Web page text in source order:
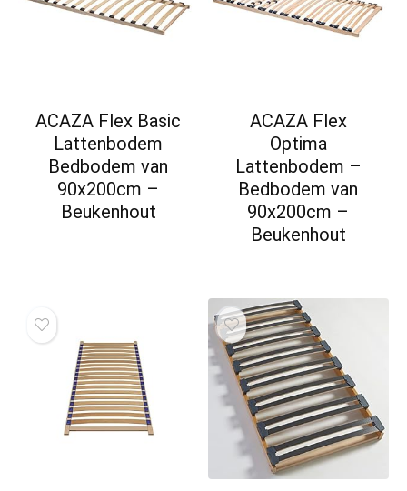
ACAZA Flex Basic
Lattenbodem
Bedbodem van
90x200cm –
Beukenhout
ACAZA Flex
Optima
Lattenbodem –
Bedbodem van
90x200cm –
Beukenhout